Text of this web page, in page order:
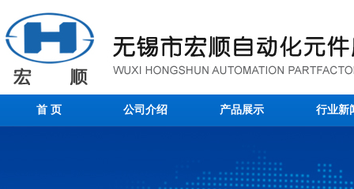
首 页 公司介绍 产品展示 行业新